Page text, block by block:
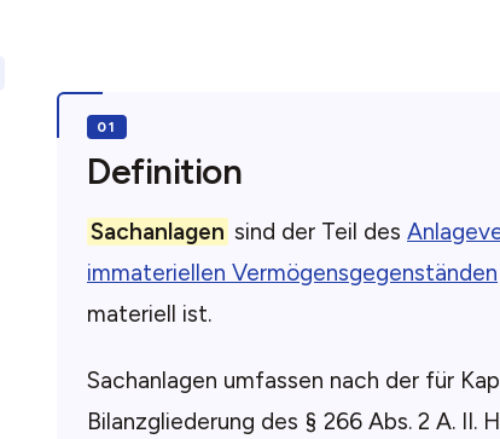
Definition
Sachanlagen sind der Teil des
immateriellen Vermögensgegenständen
materiell ist.
Sachanlagen umfassen nach der für
Bilanzgliederung des § 266 Abs. 2 A. II.